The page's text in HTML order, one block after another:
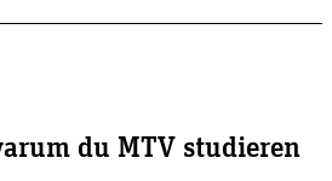
du MTV studieren